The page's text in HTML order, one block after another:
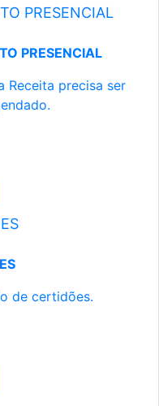
PRESENCIAL
PRESENCIAL
Receita precisa ser
de certidões.